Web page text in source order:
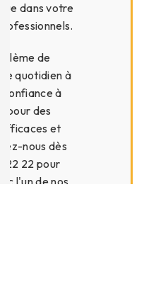
dans votre
de
quotidien à
à
pour des
efficaces et
nous dès
22 22 pour
l'un de nos